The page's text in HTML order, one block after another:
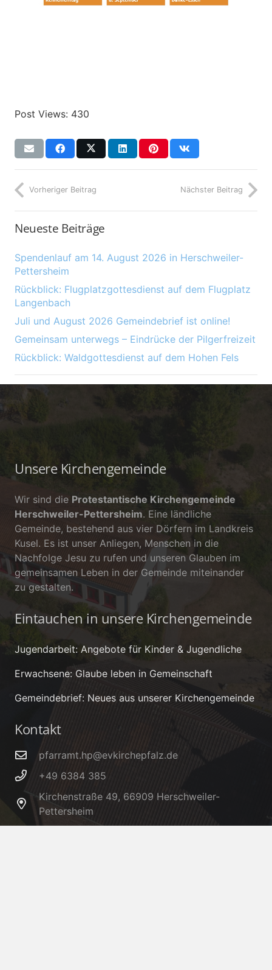
Post Views: 430
Vorheriger Beitrag Nächster Beitrag
Neueste Beiträge
Spendenlauf am 14. August 2026 in Herschweiler-
Pettersheim
Rückblick: Flugplatzgottesdienst auf dem Flugplatz
Langenbach
Juli und August 2026 Gemeindebrief ist online!
Gemeinsam unterwegs – Eindrücke der Pilgerfreizeit
Rückblick: Waldgottesdienst auf dem Hohen Fels
Unsere Kirchengemeinde
Wir sind die Protestantische Kirchengemeinde
Herschweiler-Pettersheim. Eine ländliche
Gemeinde, bestehend aus vier Dörfern im Landkreis
Kusel. Es ist unser Anliegen, Menschen in die
Nachfolge Jesu zu rufen und unseren Glauben im
gemeinsamen Leben in der Gemeinde miteinander
zu gestalten.
Eintauchen in unsere Kirchengemeinde
Jugendarbeit: Angebote für Kinder & Jugendliche
Erwachsene: Glaube leben in Gemeinschaft
Gemeindebrief: Neues aus unserer Kirchengemeinde
Kontakt
pfarramt.hp@evkirchepfalz.de
+49 6384 385
Kirchenstraße 49, 66909 Herschweiler-
Pettersheim